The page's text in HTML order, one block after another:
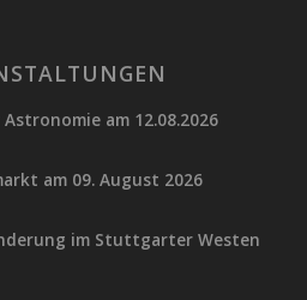
am 12.08.2026
am 09. August 2026
im Stuttgarter Westen